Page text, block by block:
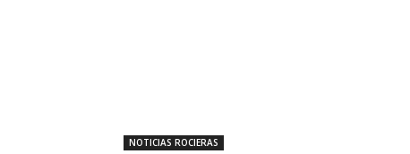
NOTICIAS ROCIERAS